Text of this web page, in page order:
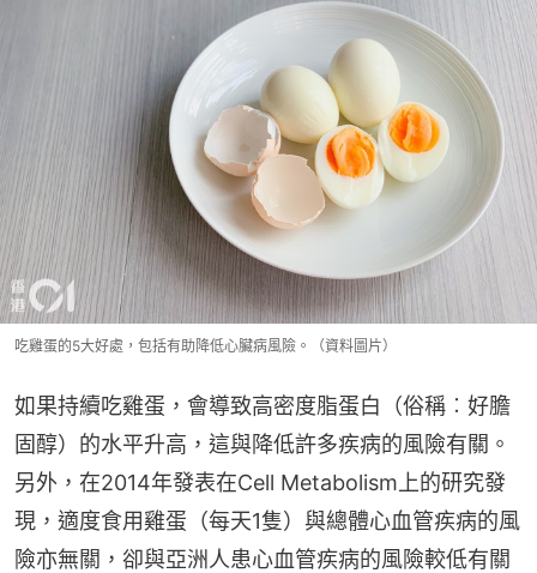
吃雞蛋的5大好處，包括有助降低心臟病風險。（資料圖片）
如果持續吃雞蛋，會導致高密度脂蛋白（俗稱︰好膽
固醇）的水平升高，這與降低許多疾病的風險有關。
另外，在2014年發表在Cell Metabolism上的研究發
現，適度食用雞蛋（每天1隻）與總體心血管疾病的風
險亦無關，卻與亞洲人患心血管疾病的風險較低有關